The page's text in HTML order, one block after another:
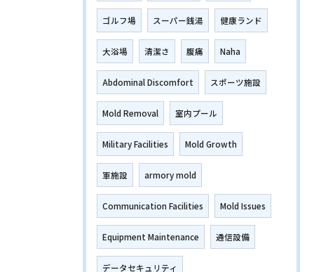
ゴルフ場 スーパー銭湯 健康ランド
大浴場 清潔さ 腹痛 Naha
Abdominal Discomfort スポーツ施設
Mold Removal 室内プール
Military Facilities Mold Growth
軍施設 armory mold
Communication Facilities Mold Issues
Equipment Maintenance 通信設備
データセキュリティ